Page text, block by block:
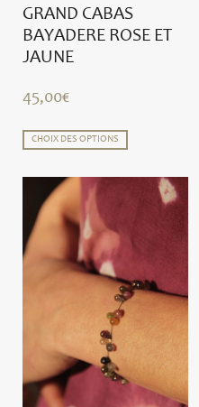
GRAND CABAS
BAYADERE ROSE ET
JAUNE
45,00€
CHOIX DES OPTIONS